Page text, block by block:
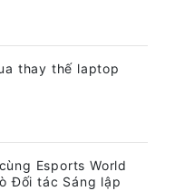
thay thế laptop
Esports World
Đối tác Sáng lập